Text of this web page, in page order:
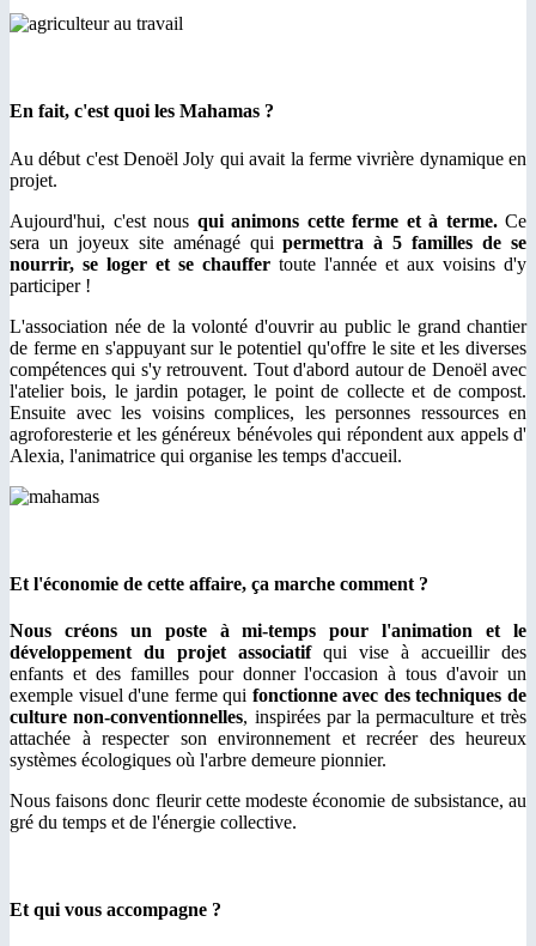
En fait, c'est quoi les Mahamas ?
Au début c'est Denoël Joly qui avait la ferme vivrière dynamique en
projet.
Aujourd'hui, c'est nous qui animons cette ferme et à terme.Ce
sera un joyeux site aménagé quipermettra à 5 familles de se
nourrir, se loger et se chauffer toute l'année et aux voisins d'y
participer !
L'association née de la volonté d'ouvrir au public le grand chantier
de ferme en s'appuyant sur le potentiel qu'offre le site et les diverses
compétences qui s'y retrouvent. Tout d'abord autour de Denoël avec
l'atelier bois, le jardin potager, le point de collecte et de compost.
Ensuite avec les voisins complices, les personnes ressources en
agroforesterie et les généreux bénévoles qui répondent aux appels d'
Alexia, l'animatrice qui organise les temps d'accueil.
Et l'économie de cette affaire, ça marche comment ?
Nous créons un poste à mi-temps pour l'animation et le
développement du projet associatifqui vise à accueillir des
enfants et des familles pour donner l'occasion à tous d'avoir un
exemple visuel d'une ferme qui fonctionne avec des techniques de
culture non-conventionnelles, inspirées par la permaculture et très
attachée à respecter son environnement et recréer des heureux
systèmes écologiques où l'arbre demeure pionnier.
Nous faisons donc fleurir cette modeste économie de subsistance, au
gré du temps et de l'énergie collective.
Et qui vous accompagne ?